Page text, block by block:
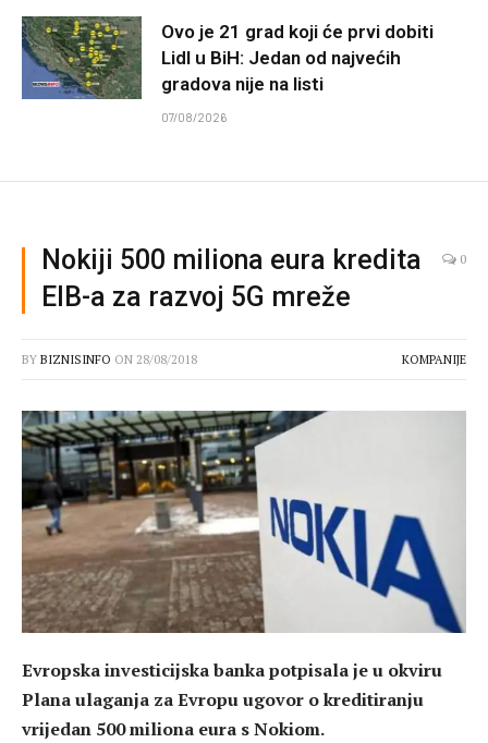
Ovo je 21 grad koji će prvi dobiti
Lidl u BiH: Jedan od najvećih
gradova nije na listi
07/08/2026
Nokiji 500 miliona eura kredita
EIB-a za razvoj 5G mreže
0
BY BIZNISINFO ON 28/08/2018 KOMPANIJE
Evropska investicijska banka potpisala je u okviru
Plana ulaganja za Evropu ugovor o kreditiranju
vrijedan 500 miliona eura s Nokiom.